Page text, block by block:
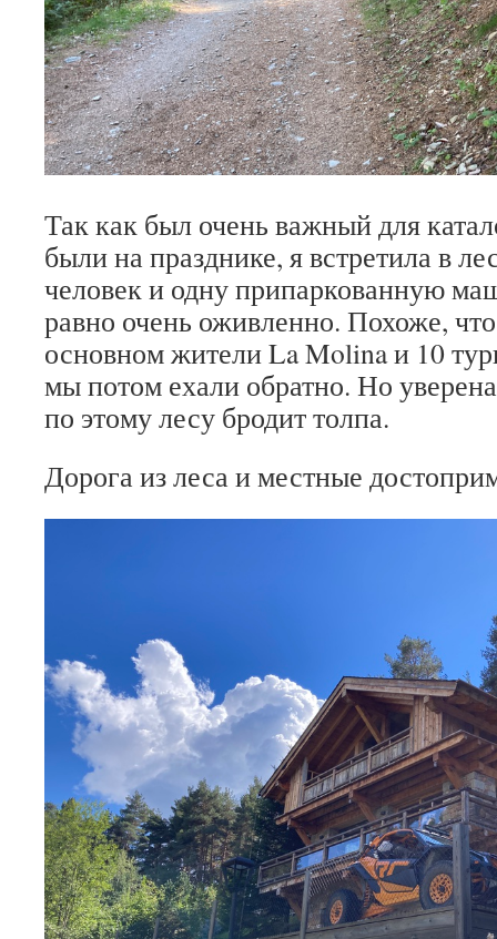
Так как был очень важный для
были на празднике, я встретила в
человек и одну припаркованную
равно очень оживленно. Похоже,
основном жители La Molina и 10
мы потом ехали обратно. Но
по этому лесу бродит толпа.
Дорога из леса и местные